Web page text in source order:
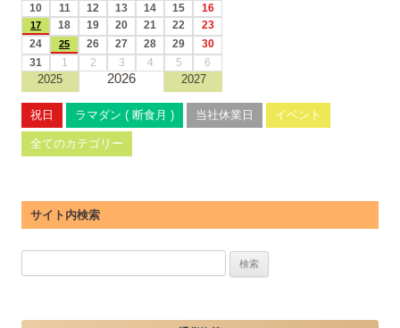
10
11 12 13 14 15 16
17 18 19 20 21 22
23
24
25 26 27 28 29
30
31
1 2 3 4 5 6
2025 2026 2027
祝日 ラマダン ( 断食月 ) 当社休業日 イベント
全てのカテゴリー
サイト内検索
索: